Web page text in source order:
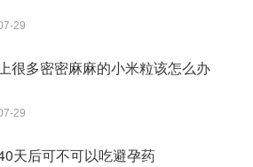
29
很多密密麻麻的小米粒该怎么办
29
天后可不可以吃避孕药